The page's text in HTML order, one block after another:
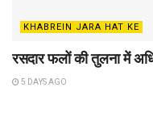
KHABREIN JARA HAT KE
रसदार फलों की तुलना में
5 DAYS AGO